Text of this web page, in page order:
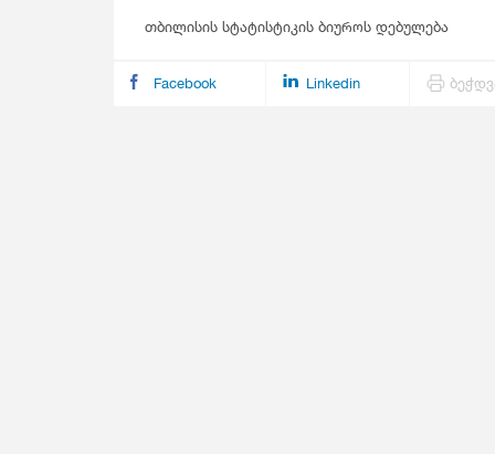
Გამოკვლევა
თბილისის სტატისტიკის ბიუროს დებულება
Facebook Linkedin